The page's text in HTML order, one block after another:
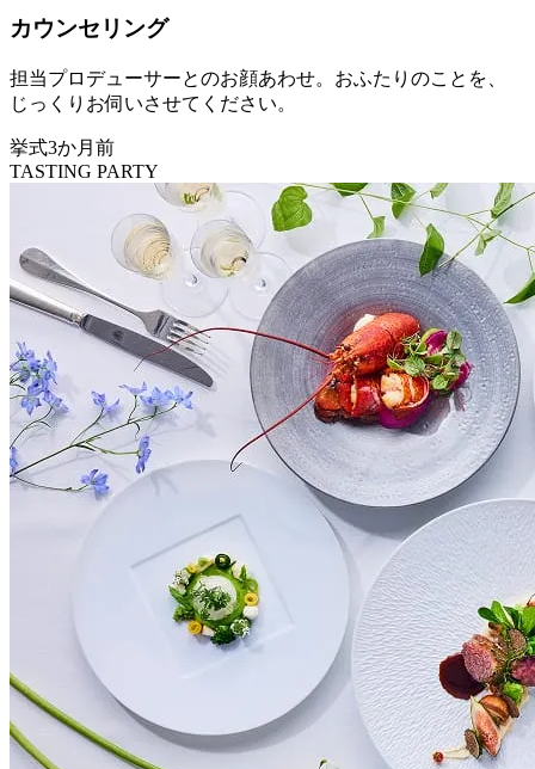
カウンセリング
担当プロデューサーとのお顔あわせ。おふたりのことを、
じっくりお伺いさせてください。
挙式3か月前
TASTING PARTY